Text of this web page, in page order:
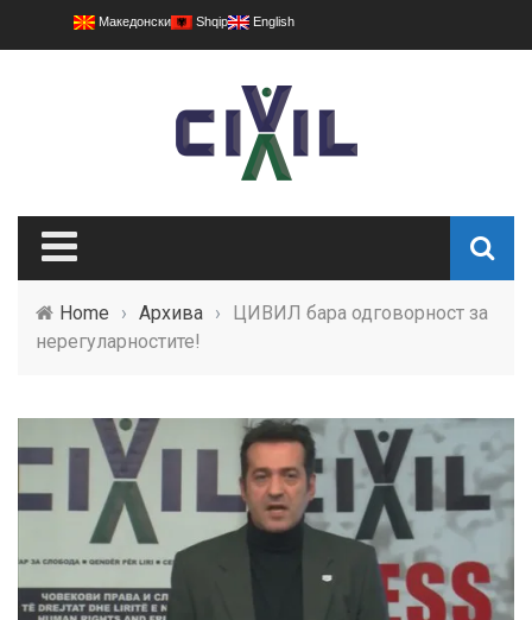
Македонски Shqip English
Home › Архива ›
ЦИВИЛ бара одговорност за
нерегуларностите!